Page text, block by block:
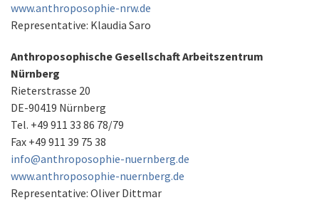
www.anthroposophie-nrw.de
Representative: Klaudia Saro
Anthroposophische Gesellschaft Arbeitszentrum
Nürnberg
Rieterstrasse 20
DE-90419 Nürnberg
Tel. +49 911 33 86 78/79
Fax +49 911 39 75 38
info@anthroposophie-nuernberg.de
www.anthroposophie-nuernberg.de
Representative: Oliver Dittmar